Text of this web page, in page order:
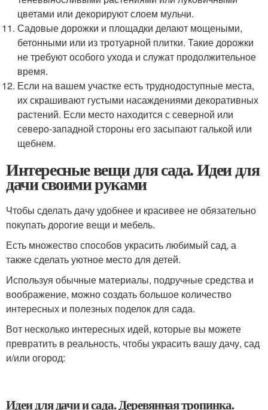
цветами или декорируют слоем мульчи.
Садовые дорожки и площадки делают мощеными,
бетонными или из тротуарной плитки. Такие дорожки
не требуют особого ухода и служат продолжительное
время.
Если на вашем участке есть труднодоступные места,
их скрашивают густыми насаждениями декоративных
растений. Если место находится с северной или
северо-западной стороны его засыпают галькой или
щебнем.
Интересные вещи для сада. Идеи для
дачи своими руками
Чтобы сделать дачу удобнее и красивее не обязательно
покупать дорогие вещи и мебель.
Есть множество способов украсить любимый сад, а
также сделать уютное место для детей.
Используя обычные материалы, подручные средства и
воображение, можно создать большое количество
интересных и полезных поделок для сада.
Вот несколько интересных идей, которые вы можете
превратить в реальность, чтобы украсить вашу дачу, сад
и/или огород:
Идеи для дачи и сада. Деревянная тропинка.